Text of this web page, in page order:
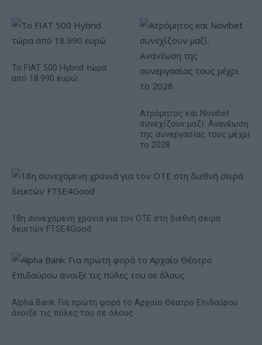
Το FIAT 500 Hybrid τώρα
από 18.990 ευρώ
Ατρόμητος και Novibet
συνεχίζουν μαζί: Ανανέωση
της συνεργασίας τους μέχρι
το 2028
18η συνεχόμενη χρονιά για τον ΟΤΕ στη διεθνή σειρά
δεικτών FTSE4Good
Alpha Bank: Για πρώτη φορά το Αρχαίο Θέατρο Επιδαύρου
άνοιξε τις πύλες του σε όλους